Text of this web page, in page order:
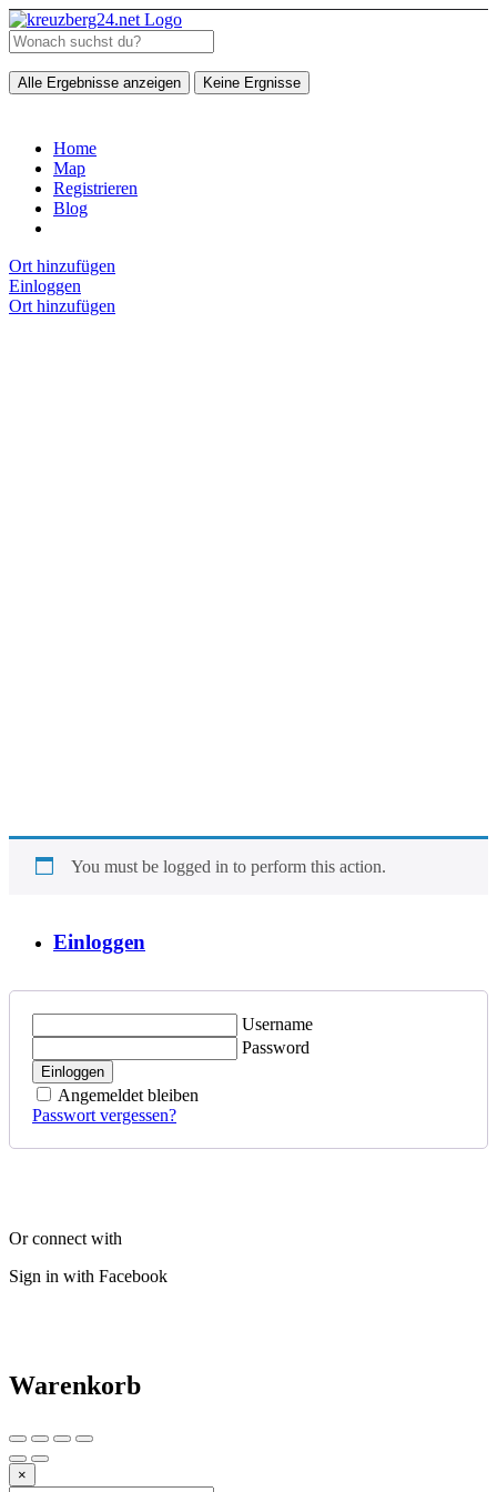
Alle Ergebnisse anzeigen Keine Ergnisse
Home
Map
Registrieren
Blog
Ort hinzufügen
Einloggen
Ort hinzufügen
You must be logged in to perform this action.
Einloggen
Username
Password
Einloggen
Angemeldet bleiben
Passwort vergessen?
Or connect with
Sign in with Facebook
Warenkorb
×